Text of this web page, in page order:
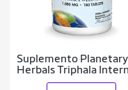
Suplemento Planetary
Herbals Triphala
Cleanser 1000mg